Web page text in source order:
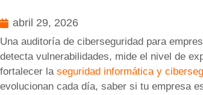
abril 29, 2026
Una auditoría de ciberseguridad para
detecta vulnerabilidades, mide el nivel de
fortalecer la seguridad informática y
evolucionan cada día, saber si tu empresa